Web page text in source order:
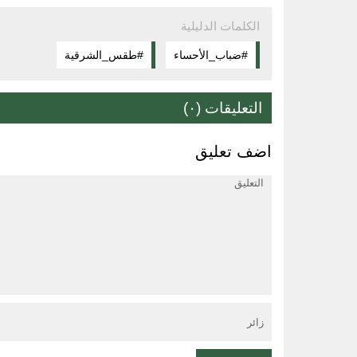
الكلمات الدليلية
#ضباب_الأحساء #طقس_الشرقية
التعليقات (٠)
اضف تعليق